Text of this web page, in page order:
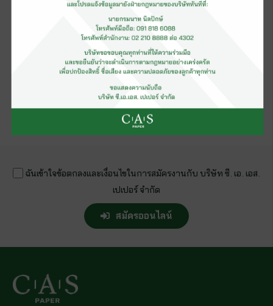
เลขที่ 1 ถนนเจริญราษฏร์ แขวงทุ่งวัดดอน เขตสาทร
กรุงเทพฯ
ดาวน์โหลดแผนที่
โทรสอบถามได้ที่ เบอร์ 02-210-8888 ต่อ 8100
ยื่นเอกสารกรอกใบสมัคร วันจันทร์ – วันศุกร์ได้ตั้งแต่
เวลา 9.00-17.00 น.
ฉันเข้าใจข้อตกลงและเงื่อนไขในการสมัครงานกับ บริษัท ซี. เอ. เอส.
เปเปอร์ จำกัด
สมัครออนไลน์